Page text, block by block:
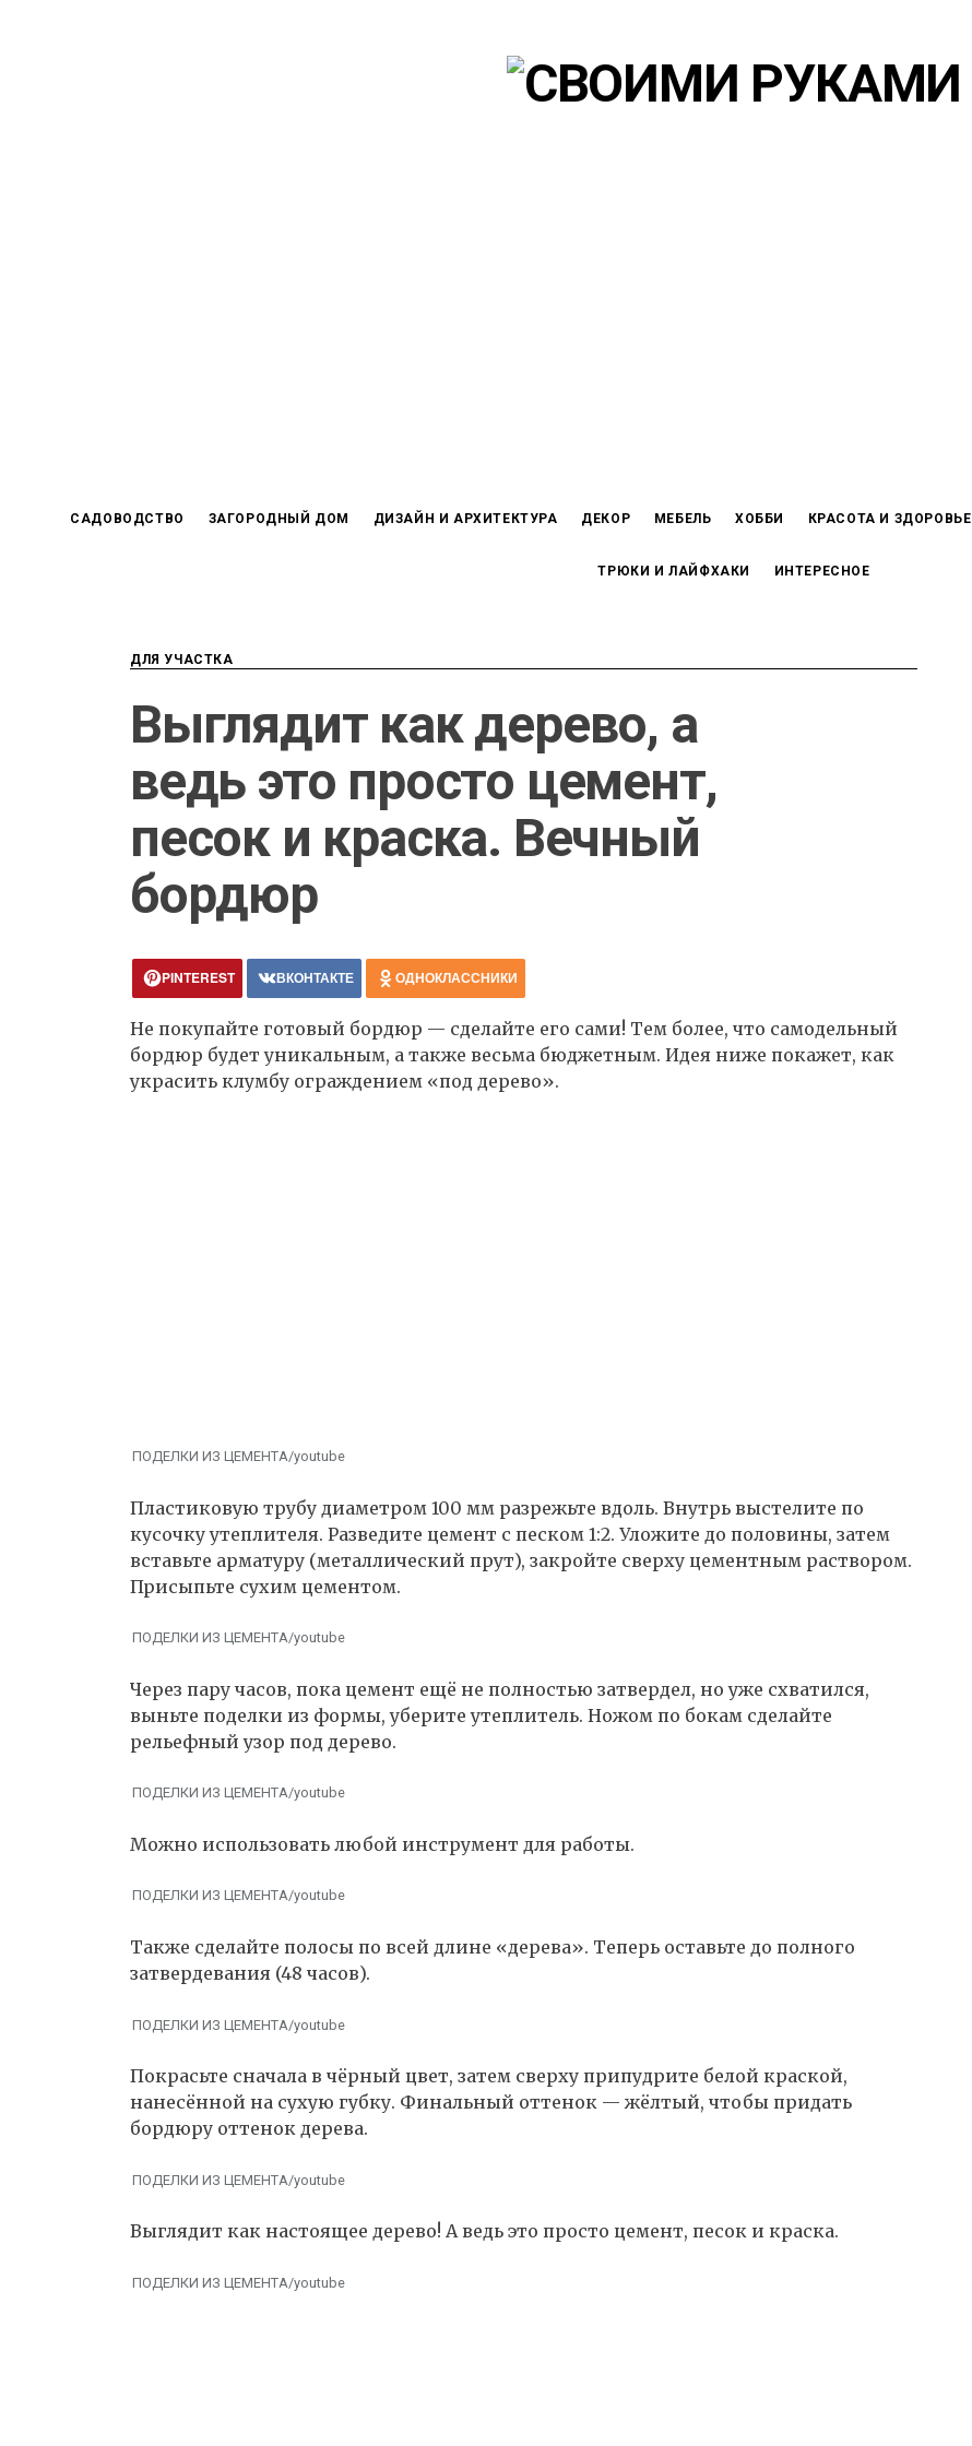
САДОВОДСТВО ЗАГОРОДНЫЙ ДОМ ДИЗАЙН И АРХИТЕКТУРА ДЕКОР МЕБЕЛЬ ХОББИ КРАСОТА И ЗДОРОВЬЕ
ТРЮКИ И ЛАЙФХАКИ ИНТЕРЕСНОЕ
ДЛЯ УЧАСТКА
Выглядит как дерево, а
ведь это просто цемент,
песок и краска. Вечный
бордюр
PINTEREST ВКОНТАКТЕ ОДНОКЛАССНИКИ
Не покупайте готовый бордюр — сделайте его сами! Тем более, что самодельный
бордюр будет уникальным, а также весьма бюджетным. Идея ниже покажет, как
украсить клумбу ограждением «под дерево».
ПОДЕЛКИ ИЗ ЦЕМЕНТА/youtube
Пластиковую трубу диаметром 100 мм разрежьте вдоль. Внутрь выстелите по
кусочку утеплителя. Разведите цемент с песком 1:2. Уложите до половины, затем
вставьте арматуру (металлический прут), закройте сверху цементным раствором.
Присыпьте сухим цементом.
ПОДЕЛКИ ИЗ ЦЕМЕНТА/youtube
Через пару часов, пока цемент ещё не полностью затвердел, но уже схватился,
выньте поделки из формы, уберите утеплитель. Ножом по бокам сделайте
рельефный узор под дерево.
ПОДЕЛКИ ИЗ ЦЕМЕНТА/youtube
Можно использовать любой инструмент для работы.
ПОДЕЛКИ ИЗ ЦЕМЕНТА/youtube
Также сделайте полосы по всей длине «дерева». Теперь оставьте до полного
затвердевания (48 часов).
ПОДЕЛКИ ИЗ ЦЕМЕНТА/youtube
Покрасьте сначала в чёрный цвет, затем сверху припудрите белой краской,
нанесённой на сухую губку. Финальный оттенок — жёлтый, чтобы придать
бордюру оттенок дерева.
ПОДЕЛКИ ИЗ ЦЕМЕНТА/youtube
Выглядит как настоящее дерево! А ведь это просто цемент, песок и краска.
ПОДЕЛКИ ИЗ ЦЕМЕНТА/youtube